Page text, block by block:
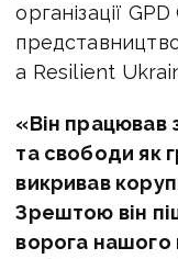
організації
a Resilient
«Він працював
та свободи як
викривав
Зрештою він
ворога нашого